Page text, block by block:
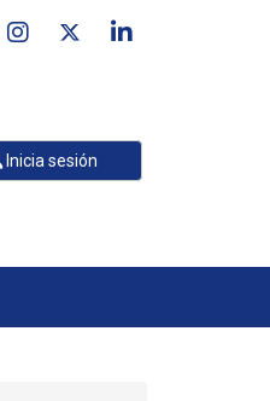
Inicia sesión